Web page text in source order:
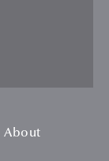
About